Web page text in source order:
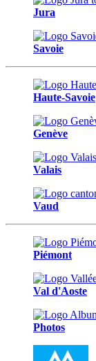
Jura
Savoie
Haute-Savoie
Genève
Valais
Vaud
Piémont
Val d'Aoste
Photos